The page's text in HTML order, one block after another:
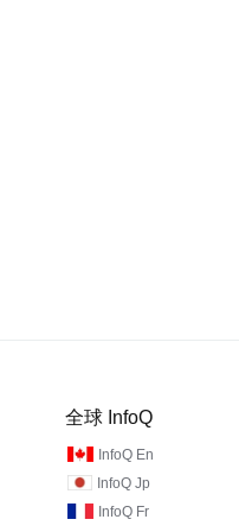
全球 InfoQ
InfoQ En
InfoQ Jp
InfoQ Fr